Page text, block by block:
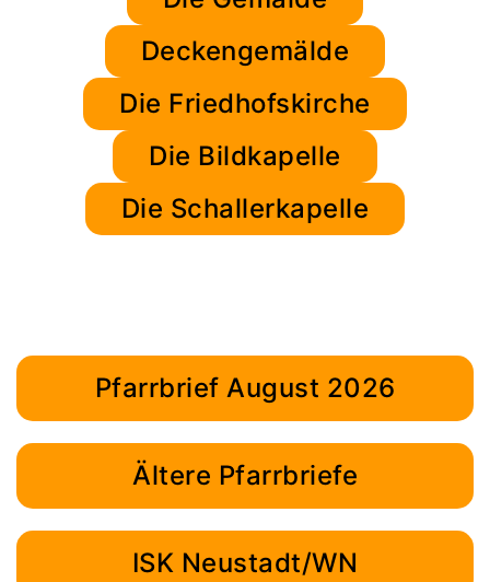
Deckengemälde
Die Friedhofskirche
Die Bildkapelle
Die Schallerkapelle
Pfarrbrief August 2026
Ältere Pfarrbriefe
ISK Neustadt/WN